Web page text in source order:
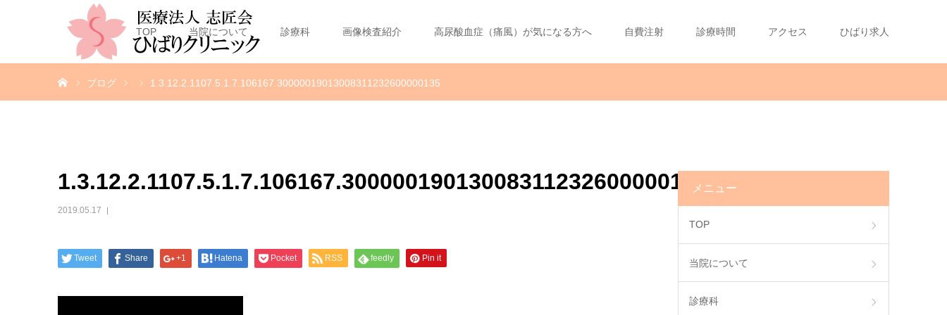
TOP 当院について 診療科 画像検査紹介 高尿酸血症（痛風）が気になる方へ 自費注射 診療時間 アクセス ひばり求人
ブログ 1.3.12.2.1107.5.1.7.106167.30000019013008311232600000135
1.3.12.2.1107.5.1.7.106167.30000019013008311232600000135
2019.05.17
Tweet Share +1 Hatena Pocket RSS feedly Pin it
メニュー
TOP
当院について
診療科